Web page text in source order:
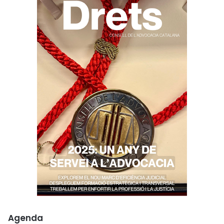
Agenda